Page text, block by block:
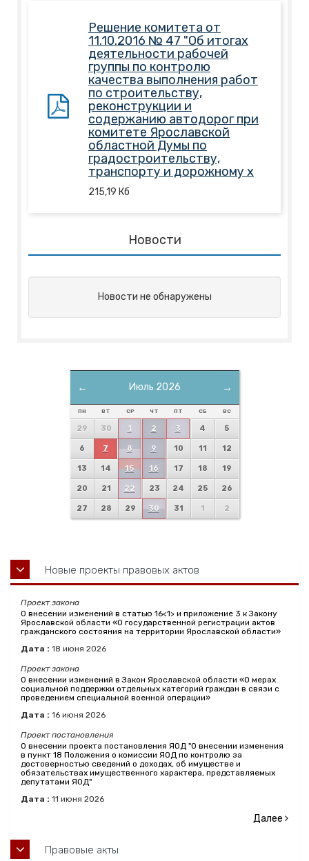
Решение комитета от
11.10.2016 № 47 "Об итогах
деятельности рабочей
группы по контролю
качества выполнения работ
по строительству,
реконструкции и
содержанию автодорог при
комитете Ярославской
областной Думы по
градостроительству,
транспорту и дорожному х
215,19 Кб
Новости
Новости не обнаружены
← →
Июль 2026
ПН ВТ СР ЧТ ПТ СБ ВС
29 30 1 2 3 4 5
6 7 8 9 10 11 12
13 14 15 16 17 18 19
20 21 22 23 24 25 26
27 28 29 30 31 1 2
Новые проекты правовых актов
Проект закона
О внесении изменений в статью 16<1> и приложение 3 к Закону
Ярославской области «О государственной регистрации актов
гражданского состояния на территории Ярославской области»
Дата : 18 июня 2026
Проект закона
О внесении изменений в Закон Ярославской области «О мерах
социальной поддержки отдельных категорий граждан в связи с
проведением специальной военной операции»
Дата : 16 июня 2026
Проект постановления
О внесении проекта постановления ЯОД "О внесении изменения
в пункт 18 Положения о комиссии ЯОД по контролю за
достоверностью сведений о доходах, об имуществе и
обязательствах имущественного характера, представляемых
депутатами ЯОД"
Дата : 11 июня 2026
Далее
Правовые акты